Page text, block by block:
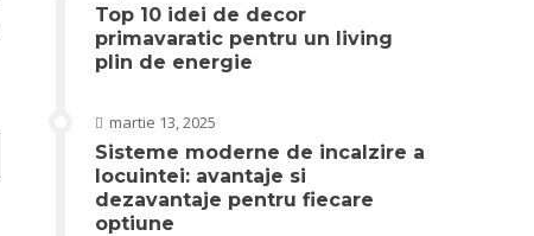
Top 10 idei de decor
primavaratic pentru un living
plin de energie
martie 13, 2025
Sisteme moderne de incalzire a
locuintei: avantaje si
dezavantaje pentru fiecare
optiune